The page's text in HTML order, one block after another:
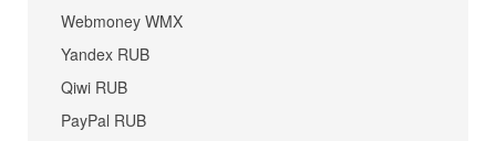
Webmoney WMX
Yandex RUB
Qiwi RUB
PayPal RUB